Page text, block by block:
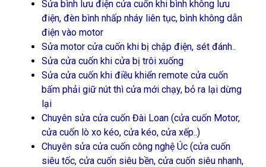
Sửa bình lưu điện cửa cuốn khi bình không lưu
điện, đèn bình nhấp nháy liên tục, bình không dẫn
điện vào motor
Sửa motor cửa cuốn khi bị chập điện, sét đánh..
Sửa cửa cuốn khi cửa bị trôi xuống
Sửa cửa cuốn khi điều khiển remote cửa cuốn
bấm phải giữ nút thì cửa mới chạy, bỏ ra lại dừng
lại
Chuyên sửa cửa cuốn Đài Loan (cửa cuốn Motor,
cửa cuốn lò xo kéo, cửa kéo, cửa xếp..)
Chuyên sửa cửa cuốn công nghệ Úc (cửa cuốn
siêu tốc, cửa cuốn siêu bền, cửa cuốn siêu nhanh,